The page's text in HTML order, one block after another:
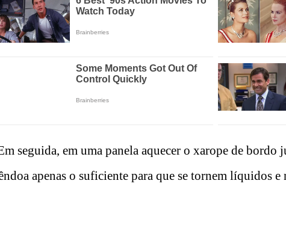
seguida, em uma panela aquecer o xarope de bordo
apenas o suficiente para que se tornem líquidos e